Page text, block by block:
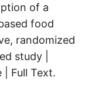
of a
food
randomized
study |
| Full Text.